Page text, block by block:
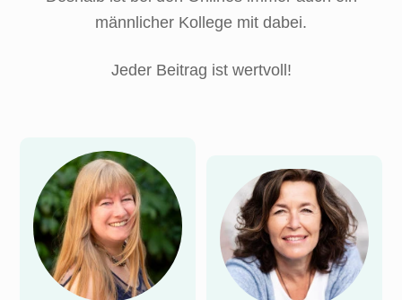
männlicher Kollege mit dabei.
Jeder Beitrag ist wertvoll!